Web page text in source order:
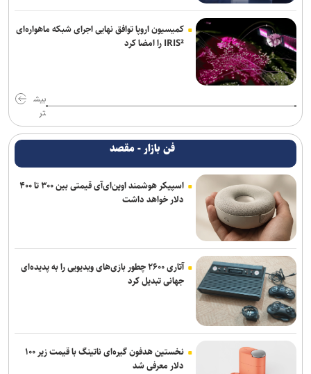
کمیسیون اروپا توافق نهایی اجرای شبکه ماهواره‌ای
IRIS² را امضا کرد
بیش
تر
فن بازار - مقصد
اسپیکر هوشمند اوپن‌ای‌آی قیمتی بین ۳۰۰ تا ۴۰۰
دلار خواهد داشت
آتاری ۲۶۰۰ چطور بازی‌های ویدیویی را به پدیده‌ای
جهانی تبدیل کرد
نخستین هدفون گیره‌ای ناتینگ با قیمت زیر ۱۰۰
دلار معرفی شد